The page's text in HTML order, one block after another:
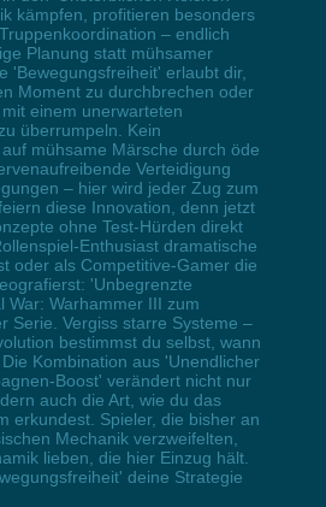
kämpfen, profitieren besonders
– endlich
Planung statt mühsamer
'Bewegungsfreiheit' erlaubt dir,
Moment zu durchbrechen oder
einem unerwarteten
überrumpeln. Kein
mühsame Märsche durch öde
Verteidigung
– hier wird jeder Zug zum
diese Innovation, denn jetzt
ohne Test-Hürden direkt
Enthusiast dramatische
oder als Competitive-Gamer die
'Unbegrenzte
War: Warhammer III zum
Serie. Vergiss starre Systeme –
bestimmst du selbst, wann
Kombination aus 'Unendlicher
Boost' verändert nicht nur
auch die Art, wie du das
erkundest. Spieler, die bisher an
Mechanik verzweifelten,
lieben, die hier Einzug hält.
deine Strategie